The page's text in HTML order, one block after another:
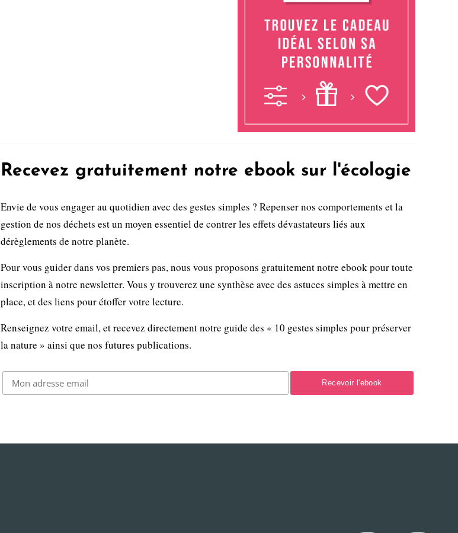
Recevez gratuitement notre ebook sur l'écologie
Envie de vous engager au quotidien avec des gestes simples ? Repenser nos comportements et la
gestion de nos déchets est un moyen essentiel de contrer les effets dévastateurs liés aux
dérèglements de notre planète.
Pour vous guider dans vos premiers pas, nous vous proposons gratuitement notre ebook pour toute
inscription à notre newsletter. Vous y trouverez une synthèse avec des astuces simples à mettre en
place, et des liens pour étoffer votre lecture.
Renseignez votre email, et recevez directement notre guide des « 10 gestes simples pour préserver
la nature » ainsi que nos futures publications.